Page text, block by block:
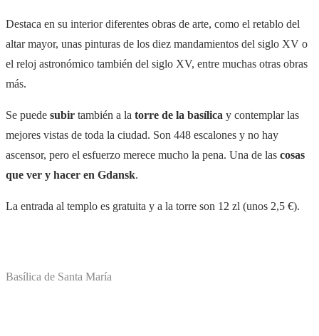
Destaca en su interior diferentes obras de arte, como el retablo del
altar mayor, unas pinturas de los diez mandamientos del siglo XV o
el reloj astronómico también del siglo XV, entre muchas otras obras
más.
Se puede subir también a la torre de la basílica y contemplar las
mejores vistas de toda la ciudad. Son 448 escalones y no hay
ascensor, pero el esfuerzo merece mucho la pena. Una de las cosas
que ver y hacer en Gdansk.
La entrada al templo es gratuita y a la torre son 12 zl (unos 2,5 €).
Basílica de Santa María